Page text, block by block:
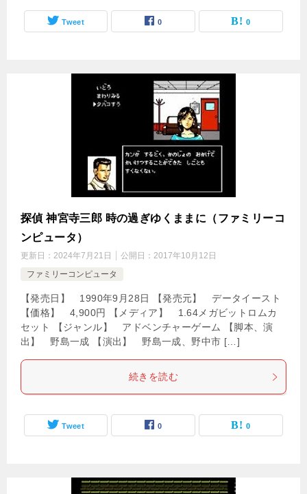
Tweet 0 0
探偵 神宮寺三郎 時の過ぎゆくままに（ファミリーコ
ンピュータ）
更新日： 2024年7月21日 公開日： 2017年10月12日
ファミリーコンピュータ
【発売日】 1990年9月28日 【発売元】 データイースト
【価格】 4,900円 【メディア】 1.64メガビットロムカ
セット 【ジャンル】 アドベンチャーゲーム 【脚本、演
出】 野島一成 【演出】 野島一成、野中市 […]
続きを読む
Tweet 0 0